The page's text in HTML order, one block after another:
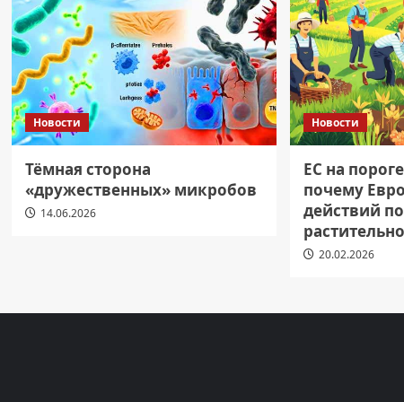
Новости
Тёмная сторона
«дружественных» микробов
14.06.2026
Новости
ЕС на
почему
действий
20.02.2026